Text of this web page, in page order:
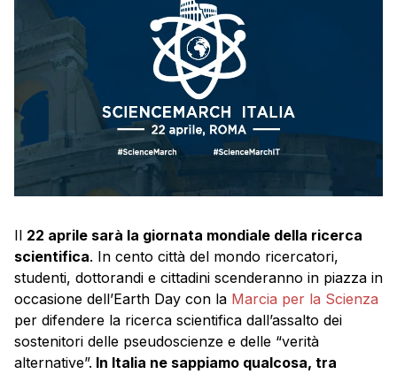
Il 22 aprile sarà la giornata mondiale della ricerca
scientifica. In cento città del mondo ricercatori,
studenti, dottorandi e cittadini scenderanno in piazza in
occasione dell’Earth Day con la Marcia per la Scienza
per difendere la ricerca scientifica dall’assalto dei
sostenitori delle pseudoscienze e delle “verità
alternative”. In Italia ne sappiamo qualcosa, tra